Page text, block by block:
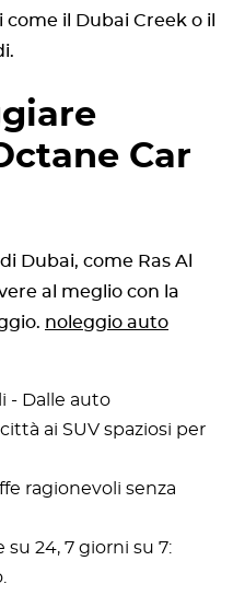
il Dubai Creek o il
Car
Dubai, come Ras Al
al meglio con la
Noleggio auto
- Dalle auto
ai SUV spaziosi per
ragionevoli senza
24, 7 giorni su 7: